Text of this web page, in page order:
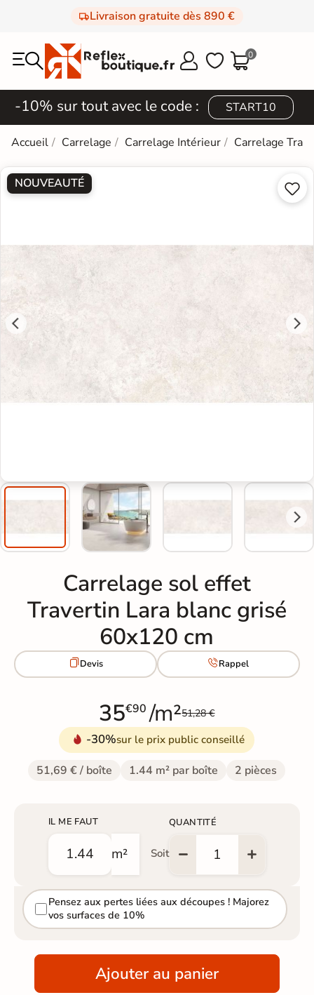
Livraison gratuite dès 890 €
  0
-10% sur tout avec le code : START10
Accueil Carrelage Carrelage Intérieur Carrelage
NOUVEAUTÉ 

Carrelage sol effet
Travertin Lara blanc grisé
60x120 cm
Devis Rappel
35€90 /m²51,28 €
-30%sur le prix public conseillé
51,69 € / boîte 1.44 m² par boîte 2 pièces
IL ME FAUT
m² Soit
QUANTITÉ
Pensez aux pertes liées aux découpes ! Majorez
vos surfaces de 10%
Ajouter au panier